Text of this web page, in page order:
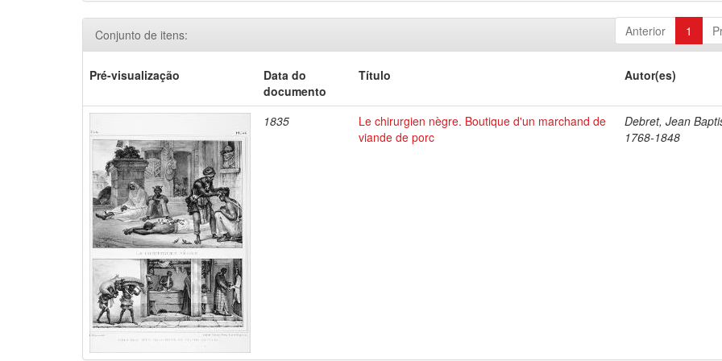
Anterior 1
Conjunto de itens:
Pré-visualização
Data do
documento
Título Autor(es)
1835
Le chirurgien nègre. Boutique d'un marchand de
viande de porc
Debret, Jean
1768-1848